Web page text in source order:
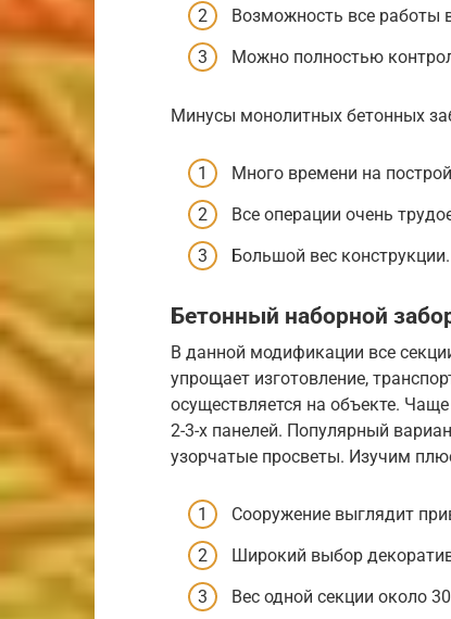
Возможность все работы
Можно полностью
Минусы монолитных бетонных
Много времени на
Все операции очень
Большой вес конструкции.
Бетонный наборной
В данной модификации все
упрощает изготовление,
осуществляется на объекте.
2-3-х панелей. Популярный
узорчатые просветы. Изучим
Сооружение выглядит
Широкий выбор
Вес одной секции около